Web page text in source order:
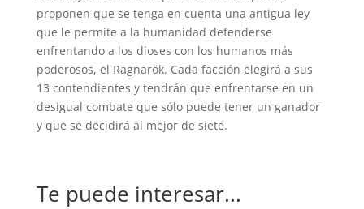
proponen que se tenga en cuenta una antigua ley
que le permite a la humanidad defenderse
enfrentando a los dioses con los humanos más
poderosos, el Ragnarök. Cada facción elegirá a sus
13 contendientes y tendrán que enfrentarse en un
desigual combate que sólo puede tener un ganador
y que se decidirá al mejor de siete.
Te puede interesar...